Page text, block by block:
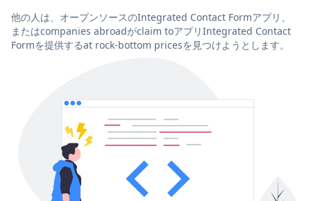
他の人は、オープンソースのIntegrated Contact Formアプリ、
またはcompanies abroadがclaim toアプリIntegrated Contact
Formを提供するat rock-bottom pricesを見つけようとします。